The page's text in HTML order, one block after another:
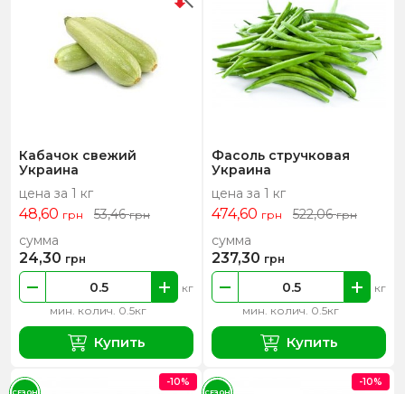
Кабачок свежий
Украина
цена за 1 кг
48,60 грн 53,46грн
мин. колич. 0.5кг
кг
сумма
24,30 грн
Купить
Фасоль стручковая
Украина
цена за 1 кг
474,60 грн 522,06грн
мин. колич. 0.5кг
кг
сумма
237,30 грн
Купить
-10% -10%